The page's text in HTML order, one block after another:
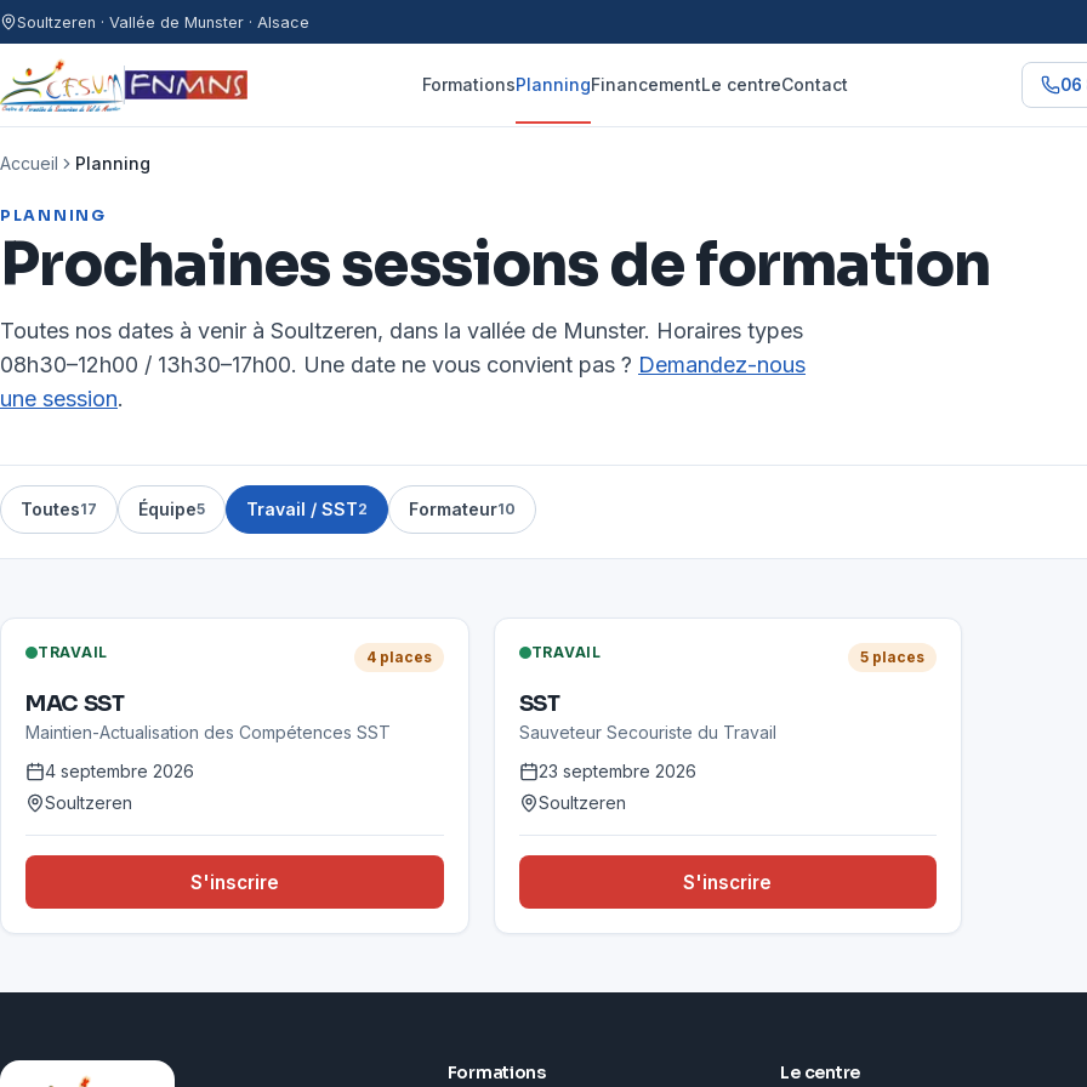
Aller au contenu
Soultzeren · Vallée de Munster · Alsace
FormationsPlanningFinancementLe centreContact 06
Accueil Planning
PLANNING
Prochaines sessions de formation
Toutes nos dates à venir à Soultzeren, dans la vallée de Munster. Horaires types
08h30–12h00 / 13h30–17h00. Une date ne vous convient pas ? Demandez-nous
une session.
Toutes17 Équipe5 Travail / SST2 Formateur10
TRAVAIL 4places
MAC SST
Maintien-Actualisation des Compétences SST
4 septembre 2026
Soultzeren
S'inscrire
TRAVAIL 5 places
SST
Sauveteur Secouriste du Travail
23 septembre 2026
Soultzeren
S'inscrire
Formations Le centre